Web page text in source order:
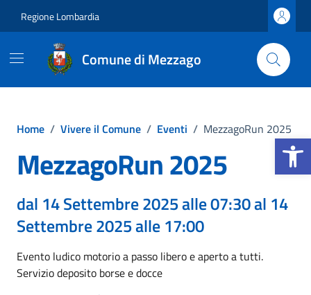
Apri la
Regione Lombardia
Comune di Mezzago
Home / Vivere il Comune / Eventi / MezzagoRun 2025
MezzagoRun 2025
dal 14 Settembre 2025 alle 07:30 al 14
Settembre 2025 alle 17:00
Evento ludico motorio a passo libero e aperto a tutti.
Servizio deposito borse e docce